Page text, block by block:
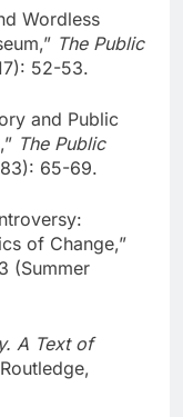
Wordless
The Public
52-53.
and Public
The Public
65-69.
of Change,”
(Summer
A Text of